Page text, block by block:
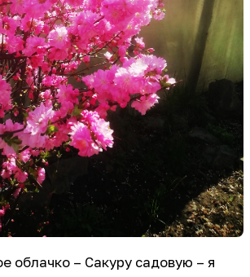
облачко – Сакуру садовую – я